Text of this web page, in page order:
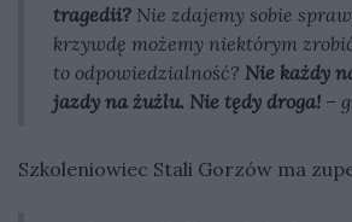
tragedii? Nie zdajemy sobie
krzywdę możemy niektórym
to odpowiedzialność? Nie każdy
jazdy na żużlu. Nie tędy droga! –
Szkoleniowiec Stali Gorzów ma